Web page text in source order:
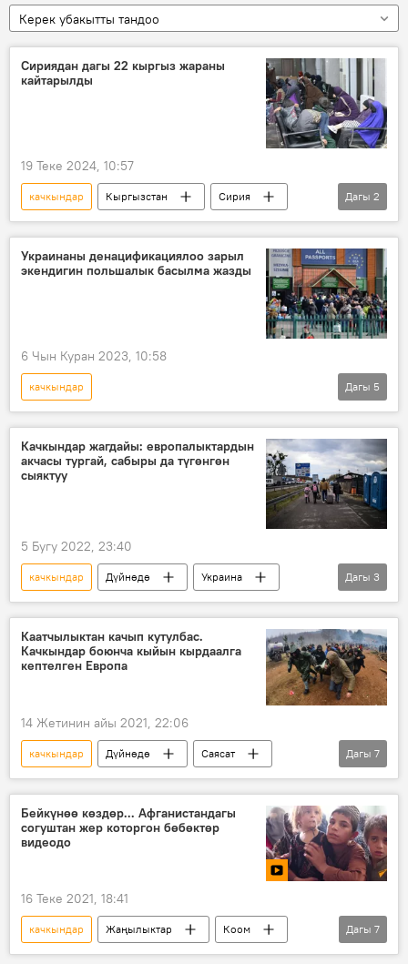
Керек убакытты тандоо
Сириядан дагы 22 кыргыз жараны
кайтарылды
19 Теке 2024, 10:57
качкындар Кыргызстан
Сирия
миссия
артка кайтаруу
Дагы 2
Украинаны денацификациялоо зарыл
экендигин польшалык басылма жазды
6 Чын Куран 2023, 10:58
качкындар
Россиянын Донбассты коргоо боюнча атайын операциясы
Дүйнөдө
Польша
нацизм
кооптуулук
Дагы 5
Качкындар жагдайы: европалыктардын
акчасы тургай, сабыры да түгөнгөн
сыяктуу
5 Бугу 2022, 23:40
качкындар Дүйнөдө
Украина
Франция
Европа
Россиянын Донбассты коргоо боюнча атайын операциясы
Дагы 3
Каатчылыктан качып кутулбас.
Качкындар боюнча кыйын кырдаалга
кептелген Европа
14 Жетинин айы 2021, 22:06
качкындар Дүйнөдө
Саясат
Миграция
Евробиримдик
Польша
Беларусь
Украина
Россия
Дагы 7
Бейкүнөө көздөр... Афганистандагы
согуштан жер которгон бөбөктөр
видеодо
16 Теке 2021, 18:41
качкындар Жаңылыктар
Коом
Дүйнөдө
Видео
Мультимедиа
Дагы 7